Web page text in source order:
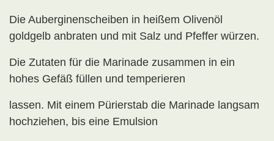
Die Auberginenscheiben in heißem Olivenöl
goldgelb anbraten und mit Salz und Pfeffer würzen.
Die Zutaten für die Marinade zusammen in ein
hohes Gefäß füllen und temperieren
lassen. Mit einem Pürierstab die Marinade langsam
hochziehen, bis eine Emulsion